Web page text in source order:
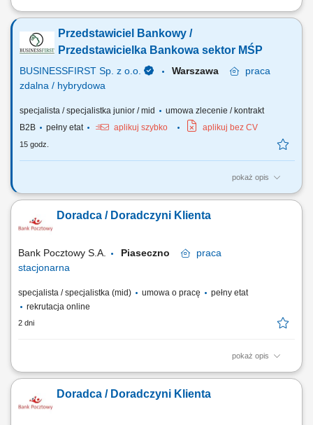
Aktywne pozyskiwanie klientów i budowanie z nimi długofalowych
odpowiednich rozwiązań finansowych. Sprzedaż produktów
bankowych, w tym funduszy inwestycyjnych. Operacyjna obsługa
Przedstawiciel Bankowy /
Przedstawicielka Bankowa sektor MŚP
BUSINESSFIRST Sp. z o.o. Warszawa
praca
zdalna / hybrydowa
specjalista / specjalistka junior / mid
umowa zlecenie / kontrakt
B2B
pełny etat aplikuj szybko aplikuj bez CV
15 godz.
pokaż opis
Opis stanowiska Pozyskiwanie klientów biznesowych oraz sprzedaż
rachunki bankowe, faktoring i inne rozwiązania finansowe. Rozwój w
kierunku multidoradcy poprzez poszerzanie oferty produktowej dla
Doradca / Doradczyni Klienta
Bank Pocztowy S.A. Piaseczno
praca
stacjonarna
specjalista / specjalistka (mid) umowa o pracę
pełny etat
rekrutacja online
2 dni
pokaż opis
Twój zakres obowiązków diagnozowanie potrzeb i oczekiwań Klientów,
sprzedażowych, kształtowanie pozytywnego wizerunku Banku poprzez
wysoką jakość obsługi, operacyjna obsługa Klientów detalicznych,
Doradca / Doradczyni Klienta